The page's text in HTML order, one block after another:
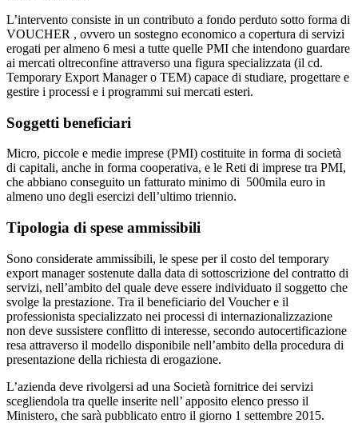
L’intervento consiste in un contributo a fondo perduto sotto forma di
VOUCHER , ovvero un sostegno economico a copertura di servizi
erogati per almeno 6 mesi a tutte quelle PMI che intendono guardare
ai mercati oltreconfine attraverso una figura specializzata (il cd.
Temporary Export Manager o TEM) capace di studiare, progettare e
gestire i processi e i programmi sui mercati esteri.
Soggetti beneficiari
Micro, piccole e medie imprese (PMI) costituite in forma di società
di capitali, anche in forma cooperativa, e le Reti di imprese tra PMI,
che abbiano conseguito un fatturato minimo di 500mila euro in
almeno uno degli esercizi dell’ultimo triennio.
Tipologia di spese ammissibili
Sono considerate ammissibili, le spese per il costo del temporary
export manager sostenute dalla data di sottoscrizione del contratto di
servizi, nell’ambito del quale deve essere individuato il soggetto che
svolge la prestazione. Tra il beneficiario del Voucher e il
professionista specializzato nei processi di internazionalizzazione
non deve sussistere conflitto di interesse, secondo autocertificazione
resa attraverso il modello disponibile nell’ambito della procedura di
presentazione della richiesta di erogazione.
L’azienda deve rivolgersi ad una Società fornitrice dei servizi
scegliendola tra quelle inserite nell’ apposito elenco presso il
Ministero, che sarà pubblicato entro il giorno 1 settembre 2015.